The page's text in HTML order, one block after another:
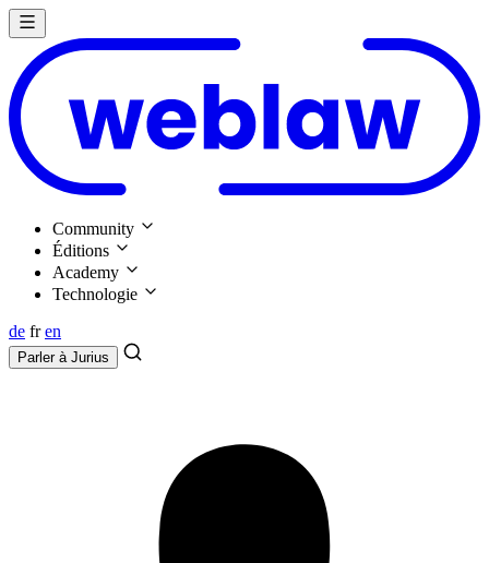
Community
Éditions
Academy
Technologie
de fr en
Parler à Jurius